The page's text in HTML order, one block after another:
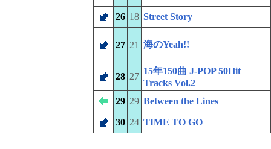
26 18 Street Story
27 21 海のYeah!!
28 27
15年150曲 J-POP 50Hit
Tracks Vol.2
29 29 Between the Lines
30 24 TIME TO GO